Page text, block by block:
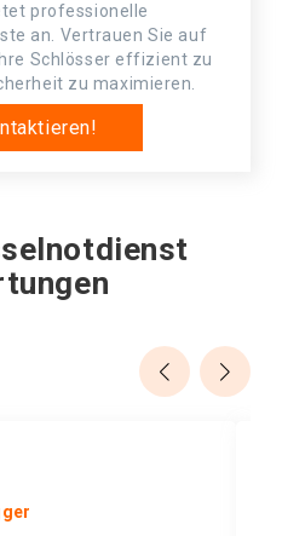
professionelle
an. Vertrauen Sie auf
Schlösser effizient zu
zu maximieren.